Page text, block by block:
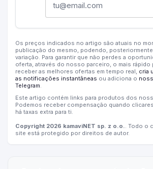
Os preços indicados no artigo são atuais no
publicação do mesmo, podendo,
variação. Para garantir que não perdes a
oferta, através do nosso parceiro, o mais rápido
receber as melhores ofertas em tempo real, cria
as notificações instantâneas ou adiciona o
Telegram.
Este artigo contém links para produtos dos
Podemos receber compensação quando
há taxas extra para ti.
Copyright 2026 kamaviNET sp. z o.o.. Todo o
site está protegido por direitos de autor.